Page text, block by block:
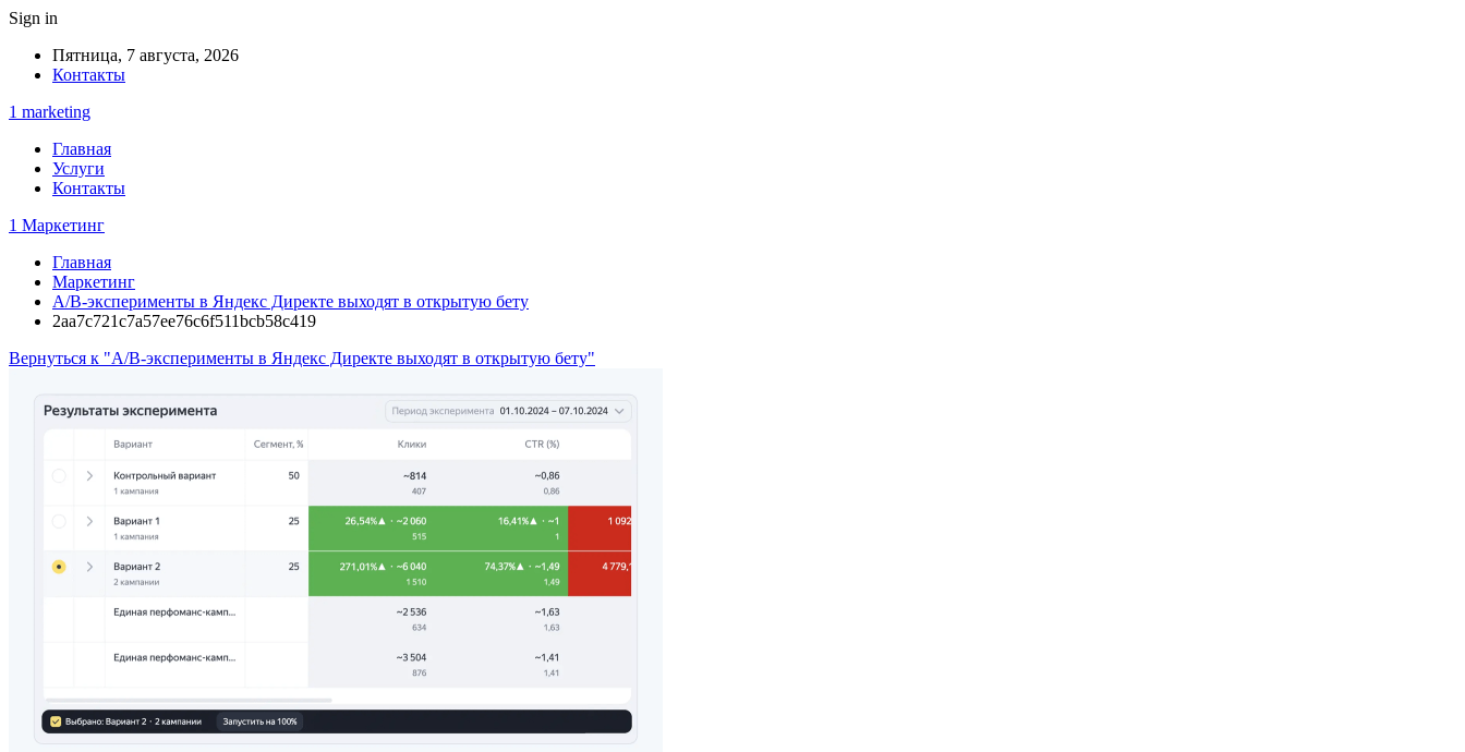
Sign in
Пятница, 7 августа, 2026
Контакты
1 marketing
Главная
Услуги
Контакты
1 Маркетинг
Главная
Маркетинг
A/B-эксперименты в Яндекс Директе выходят в открытую бету
2aa7c721c7a57ee76c6f511bcb58c419
Вернуться к "A/B-эксперименты в Яндекс Директе выходят в открытую бету"